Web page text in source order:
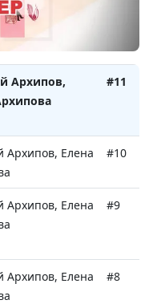
Архипов, Елена
Архипов,
#11
Архипов, Елена
#10
Архипов, Елена
#9
Архипов, Елена
#8